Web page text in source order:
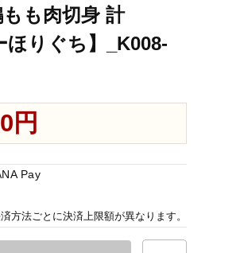
もも肉切身 計
ほりぐち】_K008-
円
Pay
方法ごとに決済上限額が異なります。